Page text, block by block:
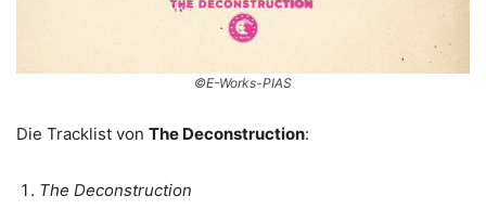
©E-Works-PIAS
Die Tracklist von The Deconstruction:
The Deconstruction